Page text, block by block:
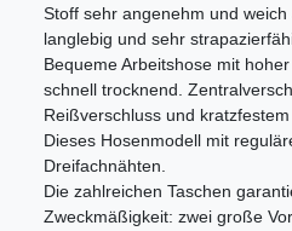
Stoff sehr angenehm und
langlebig und sehr
Bequeme Arbeitshose mit
schnell trocknend.
Reißverschluss und kratzfestem
Dieses Hosenmodell mit
Dreifachnähten.
Die zahlreichen Taschen
Zweckmäßigkeit: zwei große